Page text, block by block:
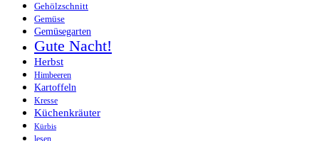
Gehölzschnitt
Gemüse
Gemüsegarten
Gute Nacht!
Herbst
Himbeeren
Kartoffeln
Kresse
Küchenkräuter
Kürbis
lesen